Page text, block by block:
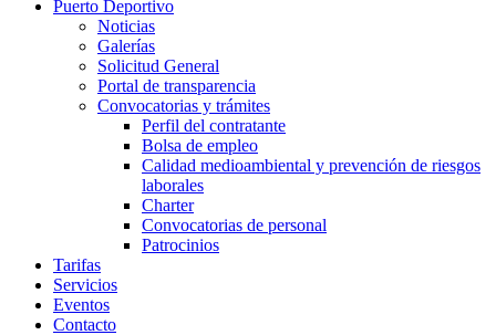
Puerto Deportivo
Noticias
Galerías
Solicitud General
Portal de transparencia
Convocatorias y trámites
Perfil del contratante
Bolsa de empleo
Calidad medioambiental y prevención de riesgos
laborales
Charter
Convocatorias de personal
Patrocinios
Tarifas
Servicios
Eventos
Contacto